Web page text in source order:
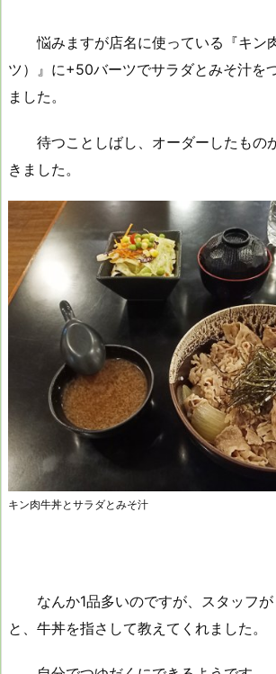
悩みますが店名に使っている『キン
ツ）』に+50バーツでサラダとみそ汁を
ました。
待つことしばし、オーダーしたもの
きました。
キン肉牛丼とサラダとみそ汁
なんか1品多いのですが、スタッフ
と、牛丼を指さして教えてくれました。